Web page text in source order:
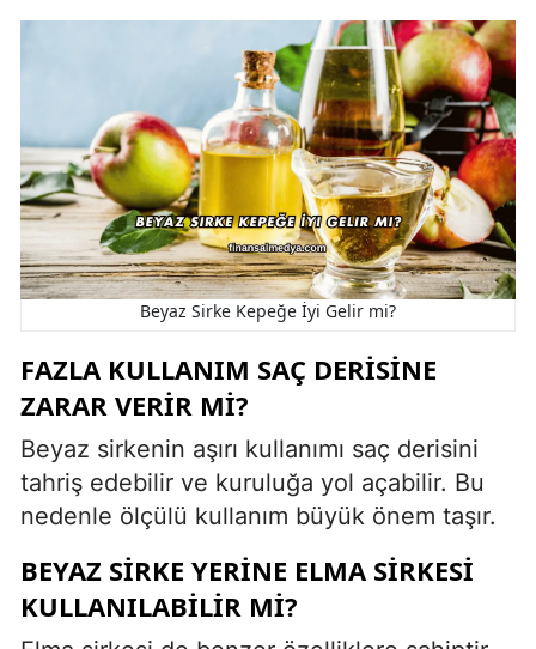
Beyaz Sirke Kepeğe İyi Gelir mi?
FAZLA KULLANIM SAÇ DERISINE
ZARAR VERIR MI?
Beyaz sirkenin aşırı kullanımı saç derisini
tahriş edebilir ve kuruluğa yol açabilir. Bu
nedenle ölçülü kullanım büyük önem taşır.
BEYAZ SIRKE YERINE ELMA SIRKESI
KULLANILABILIR MI?